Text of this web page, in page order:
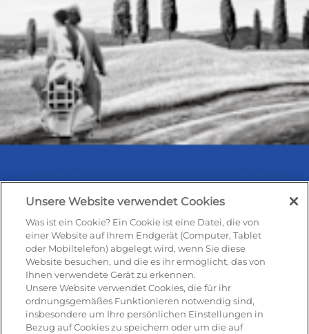
Rezepte & Produkte
Rezepte
Antipasti
Unsere Website verwendet Cookies
Was ist ein Cookie? Ein Cookie ist eine Datei, die von
einer Website auf Ihrem Endgerät (Computer, Tablet
oder Mobiltelefon) abgelegt wird, wenn Sie diese
Website besuchen, und die es ihr ermöglicht, das von
Ihnen verwendete Gerät zu erkennen.
Unsere Website verwendet Cookies, die für ihr
ordnungsgemäßes Funktionieren notwendig sind,
insbesondere um Ihre persönlichen Einstellungen in
Bezug auf Cookies zu speichern oder um die auf